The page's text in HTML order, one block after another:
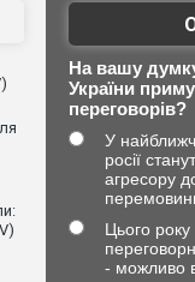
На вашу
України
переговорів?
У
росії
агресору
Цього
- можливо